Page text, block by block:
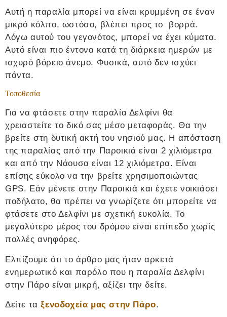
Αυτή η παραλία μπορεί να είναι κρυμμένη σε έναν
μικρό κόλπο, ωστόσο, βλέπει προς το βορρά.
Λόγω αυτού του γεγονότος, μπορεί να έχει κύματα.
Αυτό είναι πιο έντονα κατά τη διάρκεια ημερών με
ισχυρό βόρειο άνεμο. Φυσικά, αυτό δεν ισχύει
πάντα.
Τοποθεσία
Για να φτάσετε στην παραλία Δελφίνι θα
χρειαστείτε το δικό σας μέσο μεταφοράς. Θα την
βρείτε στη δυτική ακτή του νησιού μας. Η απόσταση
της παραλίας από την Παροικιά είναι 2 χιλιόμετρα
και από την Νάουσα είναι 12 χιλιόμετρα. Είναι
επίσης εύκολο να την βρείτε χρησιμοποιώντας
GPS. Εάν μένετε στην Παροικιά και έχετε νοικιάσει
ποδήλατο, θα πρέπει να γνωρίζετε ότι μπορείτε να
φτάσετε στο Δελφίνι με σχετική ευκολία. Το
μεγαλύτερο μέρος του δρόμου είναι επίπεδο χωρίς
πολλές ανηφόρες.
Ελπίζουμε ότι το άρθρο μας ήταν αρκετά
ενημερωτικό και παρόλο που η παραλία Δελφίνι
στην Πάρο είναι μικρή, αξίζει την δείτε.
Δείτε ταξενοδοχεία μας στην Πάρο.